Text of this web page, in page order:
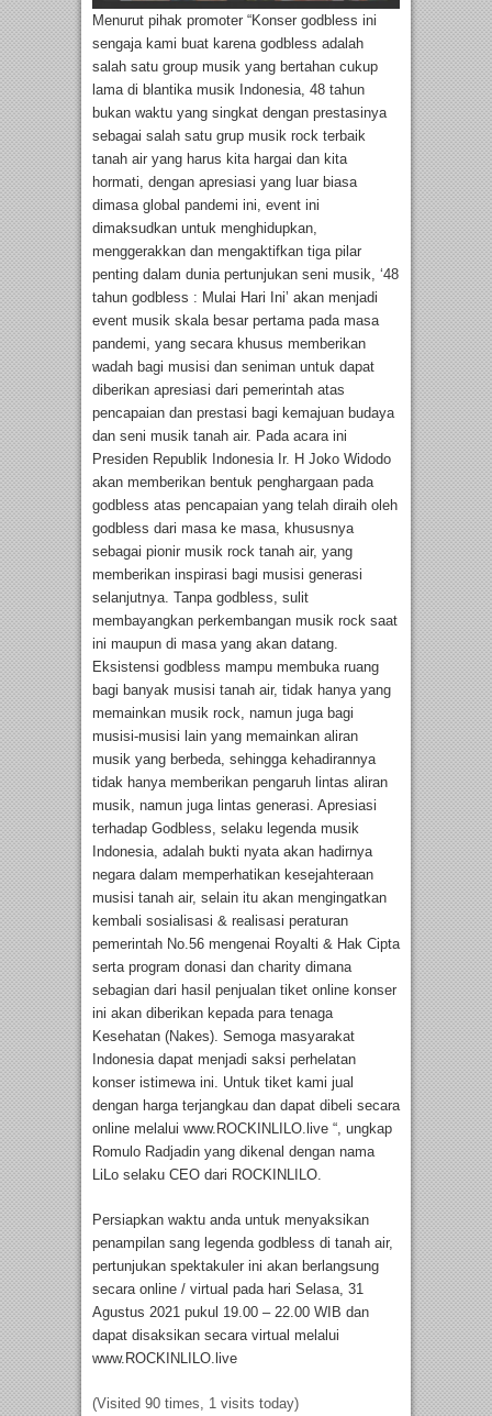
Menurut pihak promoter “Konser godbless ini
sengaja kami buat karena godbless adalah
salah satu group musik yang bertahan cukup
lama di blantika musik Indonesia, 48 tahun
bukan waktu yang singkat dengan prestasinya
sebagai salah satu grup musik rock terbaik
tanah air yang harus kita hargai dan kita
hormati, dengan apresiasi yang luar biasa
dimasa global pandemi ini, event ini
dimaksudkan untuk menghidupkan,
menggerakkan dan mengaktifkan tiga pilar
penting dalam dunia pertunjukan seni musik, ‘48
tahun godbless : Mulai Hari Ini’ akan menjadi
event musik skala besar pertama pada masa
pandemi, yang secara khusus memberikan
wadah bagi musisi dan seniman untuk dapat
diberikan apresiasi dari pemerintah atas
pencapaian dan prestasi bagi kemajuan budaya
dan seni musik tanah air. Pada acara ini
Presiden Republik Indonesia Ir. H Joko Widodo
akan memberikan bentuk penghargaan pada
godbless atas pencapaian yang telah diraih oleh
godbless dari masa ke masa, khususnya
sebagai pionir musik rock tanah air, yang
memberikan inspirasi bagi musisi generasi
selanjutnya. Tanpa godbless, sulit
membayangkan perkembangan musik rock saat
ini maupun di masa yang akan datang.
Eksistensi godbless mampu membuka ruang
bagi banyak musisi tanah air, tidak hanya yang
memainkan musik rock, namun juga bagi
musisi-musisi lain yang memainkan aliran
musik yang berbeda, sehingga kehadirannya
tidak hanya memberikan pengaruh lintas aliran
musik, namun juga lintas generasi. Apresiasi
terhadap Godbless, selaku legenda musik
Indonesia, adalah bukti nyata akan hadirnya
negara dalam memperhatikan kesejahteraan
musisi tanah air, selain itu akan mengingatkan
kembali sosialisasi & realisasi peraturan
pemerintah No.56 mengenai Royalti & Hak Cipta
serta program donasi dan charity dimana
sebagian dari hasil penjualan tiket online konser
ini akan diberikan kepada para tenaga
Kesehatan (Nakes). Semoga masyarakat
Indonesia dapat menjadi saksi perhelatan
konser istimewa ini. Untuk tiket kami jual
dengan harga terjangkau dan dapat dibeli secara
online melalui www.ROCKINLILO.live “, ungkap
Romulo Radjadin yang dikenal dengan nama
LiLo selaku CEO dari ROCKINLILO.
Persiapkan waktu anda untuk menyaksikan
penampilan sang legenda godbless di tanah air,
pertunjukan spektakuler ini akan berlangsung
secara online / virtual pada hari Selasa, 31
Agustus 2021 pukul 19.00 – 22.00 WIB dan
dapat disaksikan secara virtual melalui
www.ROCKINLILO.live
(Visited 90 times, 1 visits today)